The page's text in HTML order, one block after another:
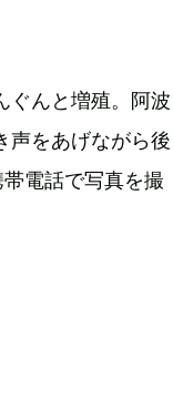
ぐんと増殖。阿波
声をあげながら後
電話で写真を撮